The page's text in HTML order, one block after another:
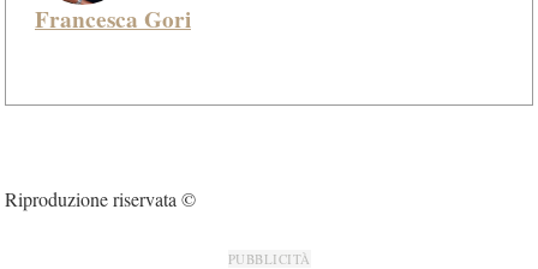
Francesca Gori
Riproduzione riservata ©
PUBBLICITÀ